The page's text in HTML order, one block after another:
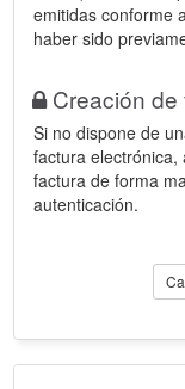
emitidas conforme
haber sido
Creación de
Si no dispone de
factura electrónica,
factura de forma
autenticación.